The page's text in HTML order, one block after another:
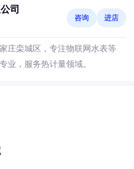
司
咨询 进店
庄栾城区，专注物联网水表等
业，服务热计量领域。